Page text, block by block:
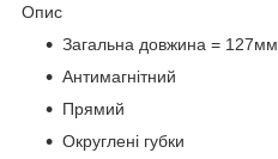
Опис
Загальна довжина = 127мм
Антимагнітний
Прямий
Округлені губки